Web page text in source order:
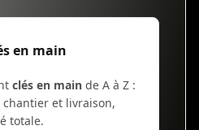
en main
clés en main de A à Z :
et livraison,
totale.